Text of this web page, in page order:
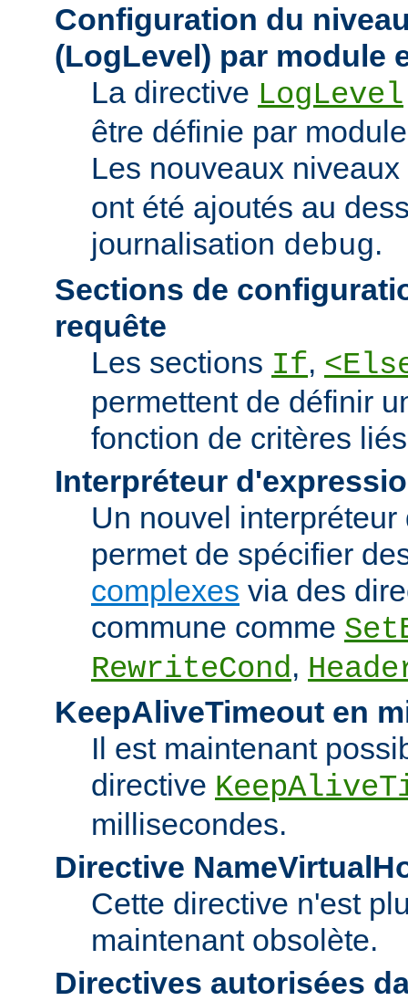
Configuration du
(LogLevel) par module
La directive LogLevel
être définie par
Les nouveaux niveaux
ont été ajoutés au
journalisation debug.
Sections de
requête
Les sections If,
permettent de définir
fonction de critères
Interpréteur
Un nouvel
permet de spécifier
complexes via des
commune comme
RewriteCond,
KeepAliveTimeout en
Il est maintenant
directive
millisecondes.
Directive
Cette directive n'est
maintenant obsolète.
Directives autorisées